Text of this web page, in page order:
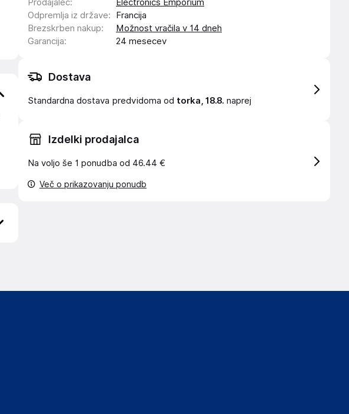
Prodajalec:
Electronics Emporium
Odpremlja iz države:
Francija
Brezskrben nakup:
Možnost vračila v 14 dneh
Garancija: 24 mesecev
Dostava
Standardna dostava predvidoma od torka, 18.8. naprej
Izdelki prodajalca
Na voljo še 1 ponudba od 46.44 €
Več o prikazovanju ponudb